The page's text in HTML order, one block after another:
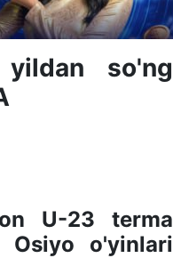
so'ng
U-23 terma
Osiyo o'yinlari